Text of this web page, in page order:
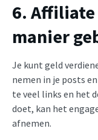
6.
manier
Je kunt geld
nemen in je posts
te veel links en het
doet, kan het
afnemen.